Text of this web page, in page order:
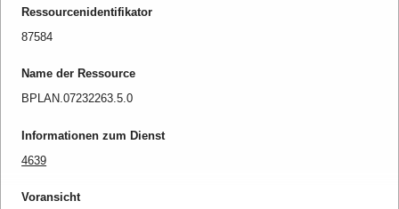
Ressourcenidentifikator
87584
Name der Ressource
BPLAN.07232263.5.0
Informationen zum Dienst
4639
Voransicht